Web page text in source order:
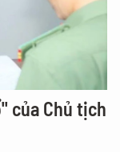
của Chủ tịch